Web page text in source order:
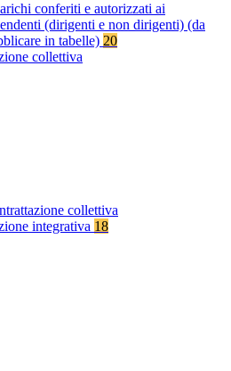
conferiti e autorizzati ai
(dirigenti e non dirigenti) (da
in tabelle) 20
collettiva
collettiva
integrativa 18